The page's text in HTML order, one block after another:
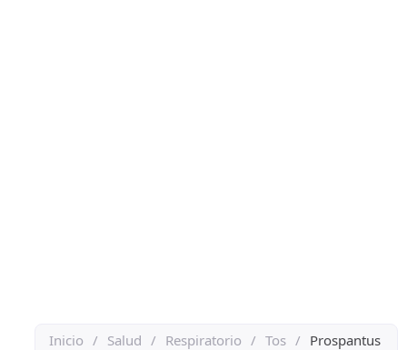
Inicio / Salud / Respiratorio / Tos / Prospantus